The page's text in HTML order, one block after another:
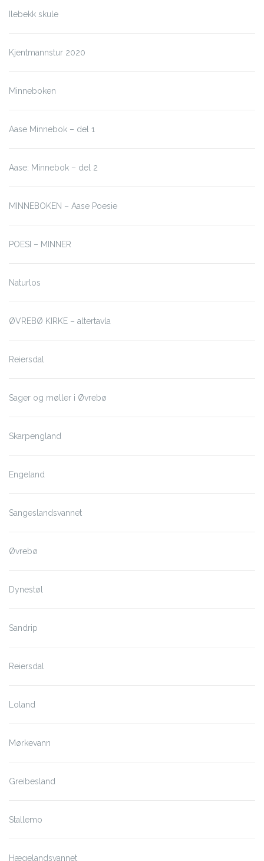
Ilebekk skule
Kjentmannstur 2020
Minneboken
Aase Minnebok – del 1
Aase: Minnebok – del 2
MINNEBOKEN – Aase Poesie
POESI – MINNER
Naturlos
ØVREBØ KIRKE – altertavla
Reiersdal
Sager og møller i Øvrebø
Skarpengland
Engeland
Sangeslandsvannet
Øvrebø
Dynestøl
Sandrip
Reiersdal
Loland
Mørkevann
Greibesland
Stallemo
Hægelandsvannet